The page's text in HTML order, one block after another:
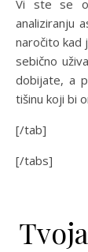
Vi ste se
analiziranju
naročito kad
sebično
dobijate, a
tišinu koji bi
[/tab]
[/tabs]